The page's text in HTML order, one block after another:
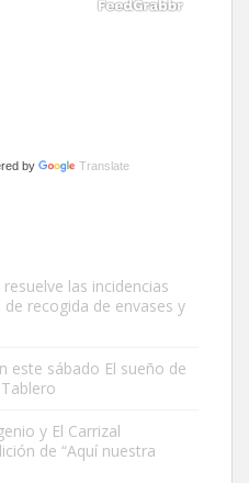
Gatos callejeros de la zona los
calle hace menos de un mes,
cari...
by Translate
las incidencias
recogida de envases y
este sábado El sueño de
y El Carrizal
de “Aquí nuestra